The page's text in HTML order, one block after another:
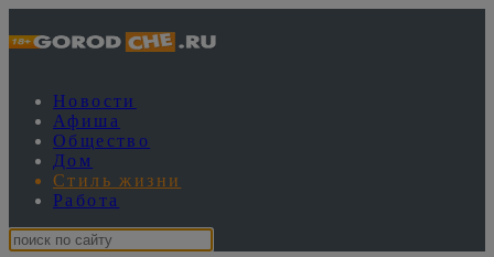
Новости
Афиша
Общество
Дом
Стиль жизни
Работа